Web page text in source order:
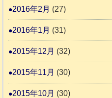
2016年2月 (27)
2016年1月 (31)
2015年12月 (32)
2015年11月 (30)
2015年10月 (30)